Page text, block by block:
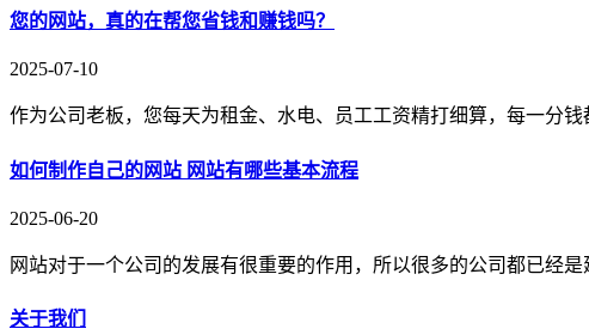
您的网站，真的在帮您省钱和赚钱吗？
2025-07-10
作为公司老板，您每天为租金、水电、员工工资精打细算，每一分
如何制作自己的网站 网站有哪些基本流程
2025-06-20
网站对于一个公司的发展有很重要的作用，所以很多的公司都已经
关于我们